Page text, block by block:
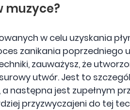
muzyce?
w celu uzyskania
zanikania poprzedniego
zauważysz, że
utwór. Jest to
następna jest zupełnym
przyzwyczajeni do tej